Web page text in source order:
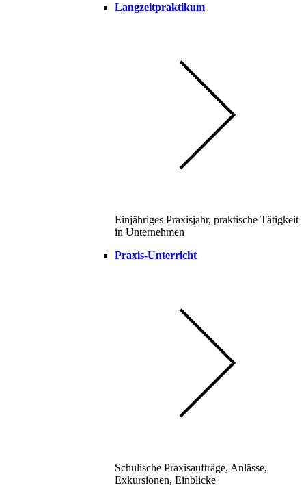
Langzeitpraktikum
Einjähriges Praxisjahr, praktische Tätigkeit
in Unternehmen
Praxis-Unterricht
Schulische Praxisaufträge, Anlässe,
Exkursionen, Einblicke